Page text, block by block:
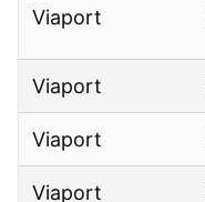
Viaport
Viaport
Viaport
Viaport